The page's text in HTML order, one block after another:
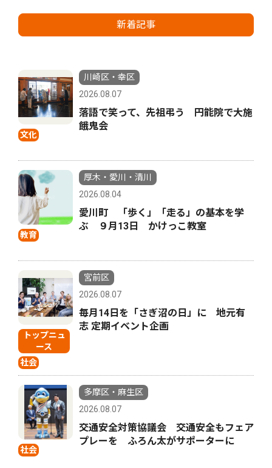
新着記事
文化
川崎区・幸区
2026.08.07
落語で笑って、先祖弔う 円能院で大施
餓鬼会
教育
厚木・愛川・清川
2026.08.04
愛川町 「歩く」「走る」の基本を学
ぶ ９月13日 かけっこ教室
トップニュ
ース
社会
宮前区
2026.08.07
毎月14日を「さぎ沼の日」に 地元有
志 定期イベント企画
社会
多摩区・麻生区
2026.08.07
交通安全対策協議会 交通安全もフェア
プレーを ふろん太がサポーターに